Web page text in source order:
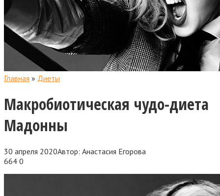
Главная » Диеты
Макробиотическая чудо-диета
Мадонны
30 апреля 2020Автор: Анастасия Егорова
664 0